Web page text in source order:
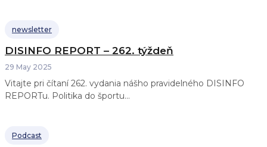
newsletter
DISINFO REPORT – 262. týždeň
29 May 2025
Vitajte pri čítaní 262. vydania nášho pravidelného DISINFO
REPORTu. Politika do športu...
Podcast